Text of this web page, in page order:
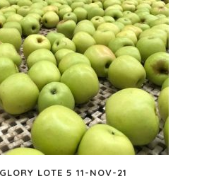
GLORY LOTE 5 11-NOV-21